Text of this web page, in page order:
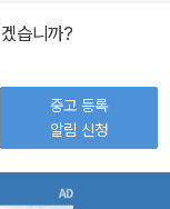
습니까?
중고 등록
알림 신청